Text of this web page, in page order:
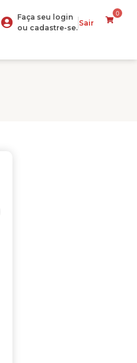
Faça seu login
ou cadastre-se.
Sair
0